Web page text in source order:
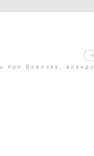
про Вовочку,